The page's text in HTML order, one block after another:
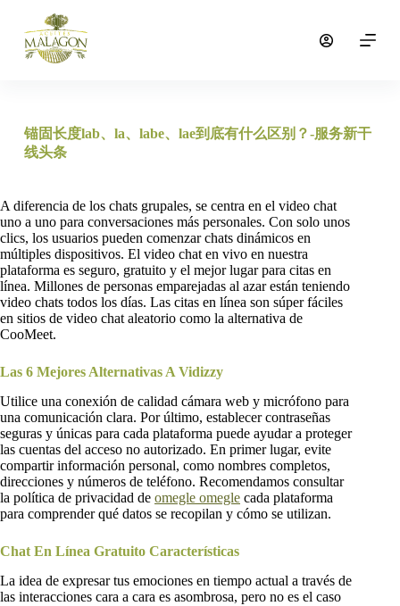
o
e
n
i
d
o
锚固长度lab、la、labe、lae到底有什么区别？-服务新干
线头条
A diferencia de los chats grupales, se centra en el video chat
uno a uno para conversaciones más personales. Con solo unos
clics, los usuarios pueden comenzar chats dinámicos en
múltiples dispositivos. El video chat en vivo en nuestra
plataforma es seguro, gratuito y el mejor lugar para citas en
línea. Millones de personas emparejadas al azar están teniendo
video chats todos los días. Las citas en línea son súper fáciles
en sitios de video chat aleatorio como la alternativa de
CooMeet.
Las 6 Mejores Alternativas A Vidizzy
Utilice una conexión de calidad cámara web y micrófono para
una comunicación clara. Por último, establecer contraseñas
seguras y únicas para cada plataforma puede ayudar a proteger
las cuentas del acceso no autorizado. En primer lugar, evite
compartir información personal, como nombres completos,
direcciones y números de teléfono. Recomendamos consultar
la política de privacidad de omegle omegle cada plataforma
para comprender qué datos se recopilan y cómo se utilizan.
Chat En Línea Gratuito Características
La idea de expresar tus emociones en tiempo actual a través de
las interacciones cara a cara es asombrosa, pero no es el caso